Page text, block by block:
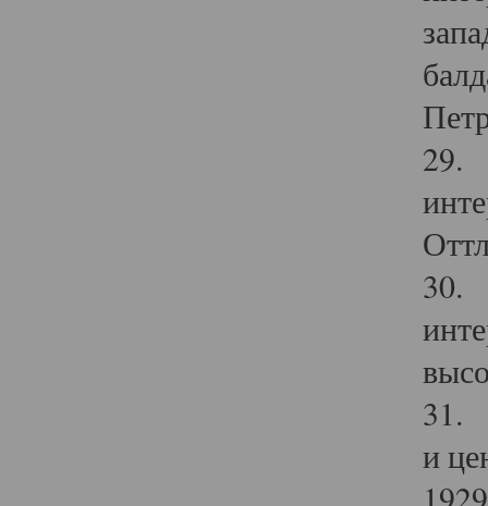
29.
30.
31.
и